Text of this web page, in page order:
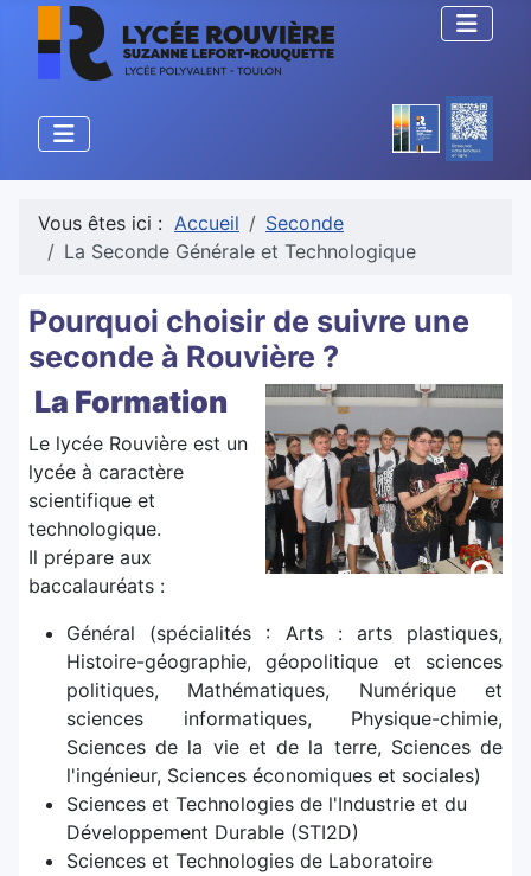
Vous êtes ici : Accueil
Seconde
La Seconde Générale et Technologique
Pourquoi choisir de suivre une
seconde à Rouvière ?
La Formation
Le lycée Rouvière est un
lycée à caractère
scientifique et
technologique.
Il prépare aux
baccalauréats :
Général (spécialités : Arts : arts plastiques,
Histoire-géographie, géopolitique et sciences
politiques, Mathématiques, Numérique et
sciences informatiques, Physique-chimie,
Sciences de la vie et de la terre, Sciences de
l'ingénieur, Sciences économiques et sociales)
Sciences et Technologies de l'Industrie et du
Développement Durable (STI2D)
Sciences et Technologies de Laboratoire